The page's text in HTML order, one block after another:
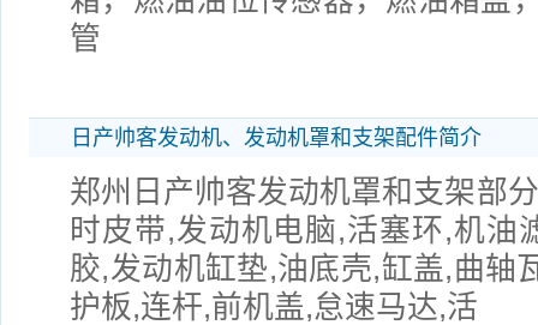
管
日产帅客发动机、发动机罩和支架配件简介
郑州日产帅客发动机罩和支架部
时皮带,发动机电脑,活塞环,机油
胶,发动机缸垫,油底壳,缸盖,曲轴
护板,连杆,前机盖,怠速马达,活